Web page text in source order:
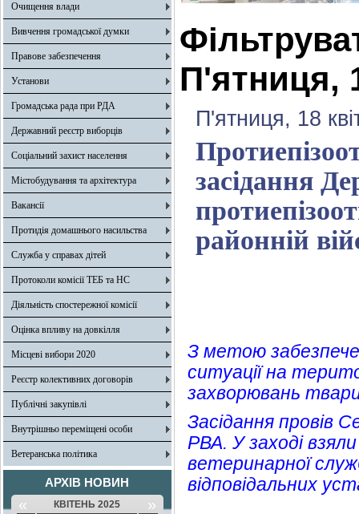
Очищення влади
Вивчення громадської думки
Правове забезпечення
Установи
Громадська рада при РДА
Державний реєстр виборців
Соціальний захист населення
Містобудування та архітектура
Вакансії
Протидія домашнього насильства
Служба у справах дітей
Протоколи комісії ТЕБ та НС
Діяльність спостережної комісії
Оцінка впливу на довкілля
Місцеві вибори 2020
Реєстр колективних договорів
Публічні закупівлі
Внутрішньо переміщені особи
Ветеранська політика
АРХІВ НОВИН
« КВІТЕНЬ 2025 »
П'ятниця,
П'ятниця, 18
засідання
районній
З метою
ситуації на
захворювань
Засідання провів
РВА. У заході
ветеринарної
відповідальних